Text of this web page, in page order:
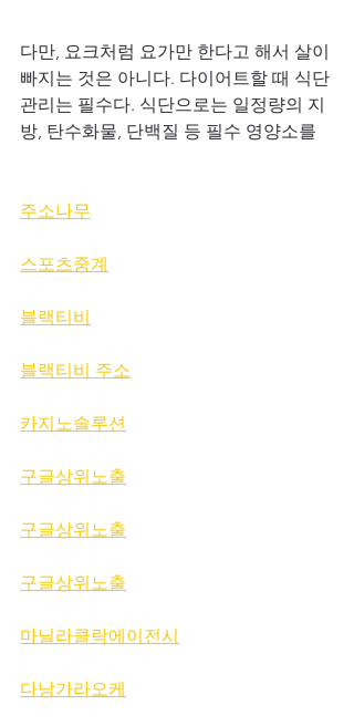
다만, 요크처럼 요가만 한다고 해서 살이
빠지는 것은 아니다. 다이어트할 때 식단
관리는 필수다. 식단으로는 일정량의 지
방, 탄수화물, 단백질 등 필수 영양소를
주소나무
스포츠중계
블랙티비
블랙티비 주소
카지노솔루션
구글상위노출
구글상위노출
구글상위노출
마닐라클락에이전시
다낭가라오케